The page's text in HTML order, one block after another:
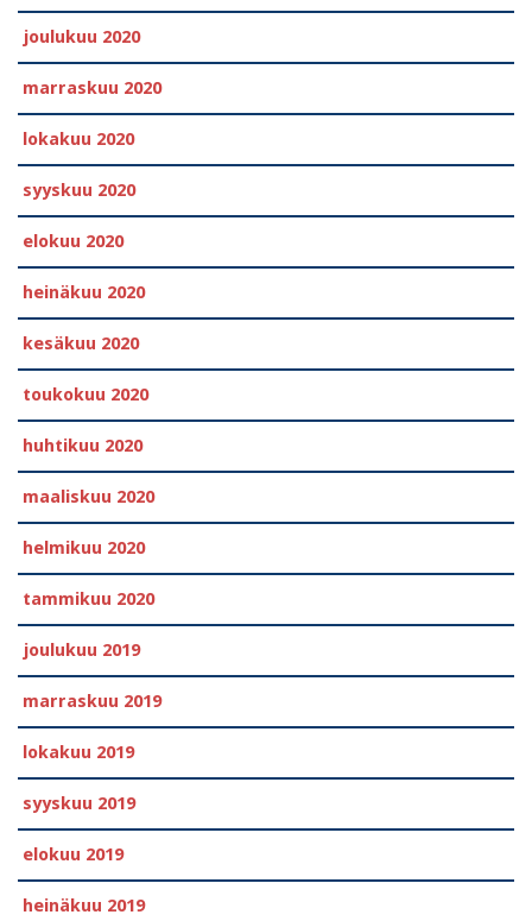
joulukuu 2020
marraskuu 2020
lokakuu 2020
syyskuu 2020
elokuu 2020
heinäkuu 2020
kesäkuu 2020
toukokuu 2020
huhtikuu 2020
maaliskuu 2020
helmikuu 2020
tammikuu 2020
joulukuu 2019
marraskuu 2019
lokakuu 2019
syyskuu 2019
elokuu 2019
heinäkuu 2019